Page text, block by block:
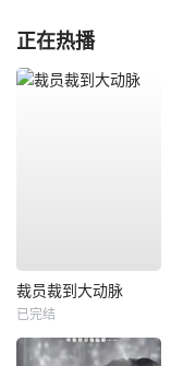
正在热播
裁员裁到大动脉
已完结